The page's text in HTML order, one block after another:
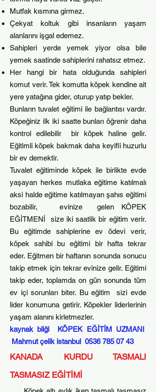
Mutfak kısmına girmez.
Çekyat koltuk gibi insanların yaşam
alanlarını işgal edemez.
Sahipleri yerde yemek yiyor olsa bile
yemek saatinde sahiplerini rahatsız etmez.
Her hangi bir hata olduğunda sahipleri
komut verir. Tek komutta köpek kendine ait
yere yatağına gider, oturup yatıp bekler.
Bunların tuvalet eğitimi ile bağlantısı vardır.
Köpeğiniz ilk iki saatte bunları öğrenir daha
kontrol edilebilir bir köpek haline gelir.
Eğitimli köpek bakmak daha keyifli huzurlu
bir ev demektir.
Tuvalet eğitiminde köpek ile birlikte evde
yaşayan herkes mutlaka eğitime katılmalı
aksi halde eğitime katılmayan şahıs eğitimi
bozabilir, evinize gelen KÖPEK
EĞİTMENİ size iki saatlik bir eğitim verir.
Bu eğitimde sahiplerine ev ödevi verir,
köpek sahibi bu eğitimi bir hafta tekrar
eder. Eğitmen bir haftanın sonunda sonucu
takip etmek için tekrar evinize gelir. Eğitimi
takip eder, toplamda on gün sonunda tüm
ev içi sorunları biter. Bu eğitim sizi evde
lider konumuna getirir. Köpekler liderlerinin
yaşam alanını kirletmezler.​
kaynak bilği KÖPEK EĞİTİM UZMANI
Mahmut çelik istanbul 0536 785 07 43
KANADA KURDUTASMALI
TASMASIZ EĞİTİMİ